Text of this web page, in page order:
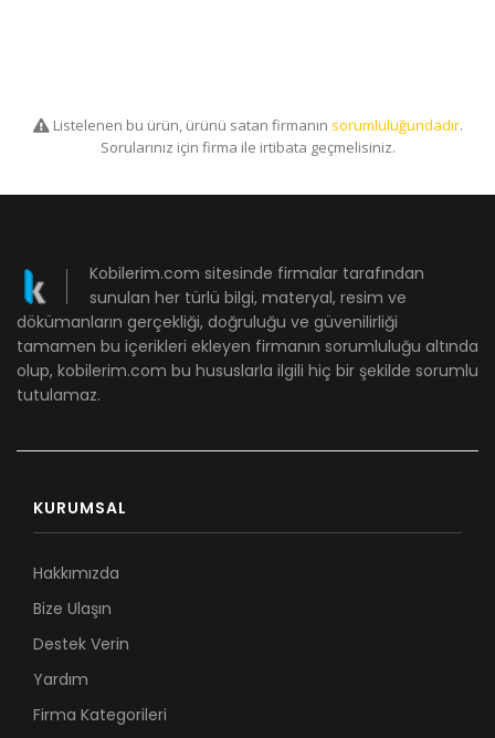
Listelenen bu ürün, ürünü satan firmanın sorumluluğundadır.
Sorularınız için firma ile irtibata geçmelisiniz.
Kobilerim.com sitesinde firmalar tarafından
sunulan her türlü bilgi, materyal, resim ve
dökümanların gerçekliği, doğruluğu ve güvenilirliği
tamamen bu içerikleri ekleyen firmanın sorumluluğu altında
olup, kobilerim.com bu hususlarla ilgili hiç bir şekilde sorumlu
tutulamaz.
KURUMSAL
Hakkımızda
Bize Ulaşın
Destek Verin
Yardım
Firma Kategorileri